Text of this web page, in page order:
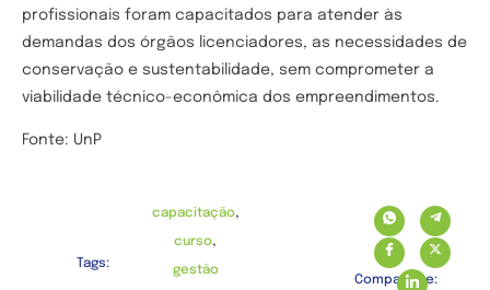
profissionais foram capacitados para atender às
demandas dos órgãos licenciadores, as necessidades de
conservação e sustentabilidade, sem comprometer a
viabilidade técnico-econômica dos empreendimentos.
Fonte: UnP
Tags:
capacitação,
curso,
gestão
Compartilhe: